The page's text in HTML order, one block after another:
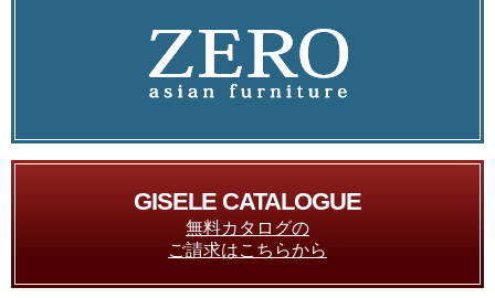
GISELE CATALOGUE
無料カタログの
ご請求はこちらから